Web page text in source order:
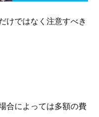
けではなく注意すべき
合によっては多額の費